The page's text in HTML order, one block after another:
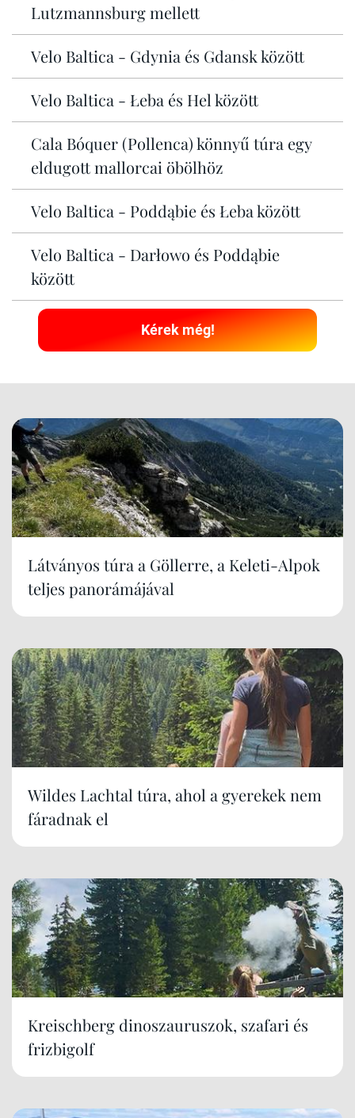
Lutzmannsburg mellett
Velo Baltica - Gdynia és Gdansk között
Velo Baltica - Łeba és Hel között
Cala Bóquer (Pollenca) könnyű túra egy
eldugott mallorcai öbölhöz
Velo Baltica - Poddąbie és Łeba között
Velo Baltica - Darłowo és Poddąbie
között
Kérek még!
Látványos túra a Göllerre, a Keleti-Alpok
teljes panorámájával
Wildes Lachtal túra, ahol a gyerekek nem
fáradnak el
Kreischberg dinoszauruszok, szafari és
frizbigolf